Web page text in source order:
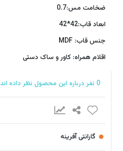
ضخامت مس:0.7
ابعاد قاب:42*42
جنس قاب: MDF
اقلام همراه: کاور و ساک دستی
0 نفر درباره این محصول نظر داده اند
گارانتی آفرینه